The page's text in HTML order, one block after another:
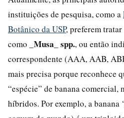
instituições de pesquisa, como a
Botânico da USP, preferem
como
_Musa_ spp., ou então
correspondente (AAA, AAB,
mais precisa porque reconhece
“espécie” de banana comercial,
híbridos. Por exemplo, a banana